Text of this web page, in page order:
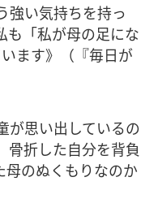
強い気持ちを持っ
も「私が母の足にな
ます》（『毎日が
が思い出しているの
骨折した自分を背負
母のぬくもりなのか